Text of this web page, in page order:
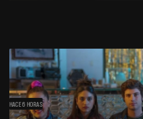
HACE 6 HORAS